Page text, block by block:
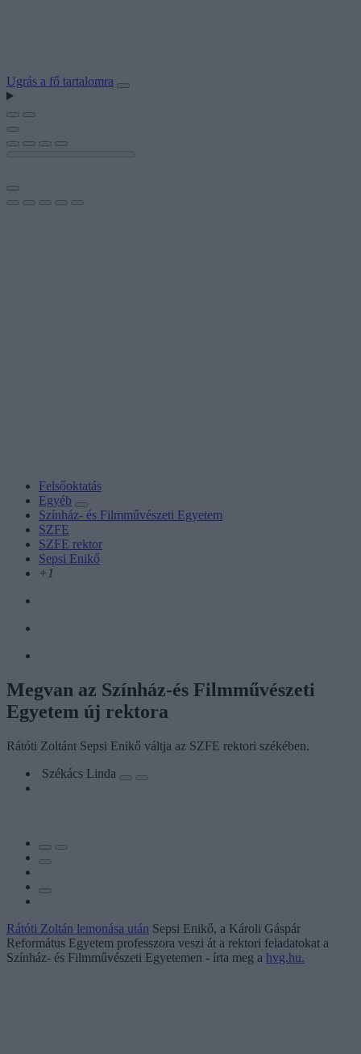
Ugrás a fő tartalomra
Felsőoktatás
Egyéb
Színház- és Filmművészeti Egyetem
SZFE
SZFE rektor
Sepsi Enikő
+1
Megvan az Színház-és Filmművészeti
Egyetem új rektora
Rátóti Zoltánt Sepsi Enikő váltja az SZFE rektori székében.
Székács Linda
Rátóti Zoltán lemonása után Sepsi Enikő, a Károli Gáspár
Református Egyetem professzora veszi át a rektori feladatokat a
Színház- és Filmművészeti Egyetemen - írta meg a hvg.hu.